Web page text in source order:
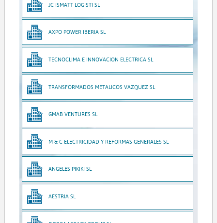
JC ISMATT LOGISTI SL
AXPO POWER IBERIA SL
TECNOCLIMA E INNOVACION ELECTRICA SL
TRANSFORMADOS METALICOS VAZQUEZ SL
GMAB VENTURES SL
M & C ELECTRICIDAD Y REFORMAS GENERALES SL
ANGELES PIKIKI SL
AESTRIA SL